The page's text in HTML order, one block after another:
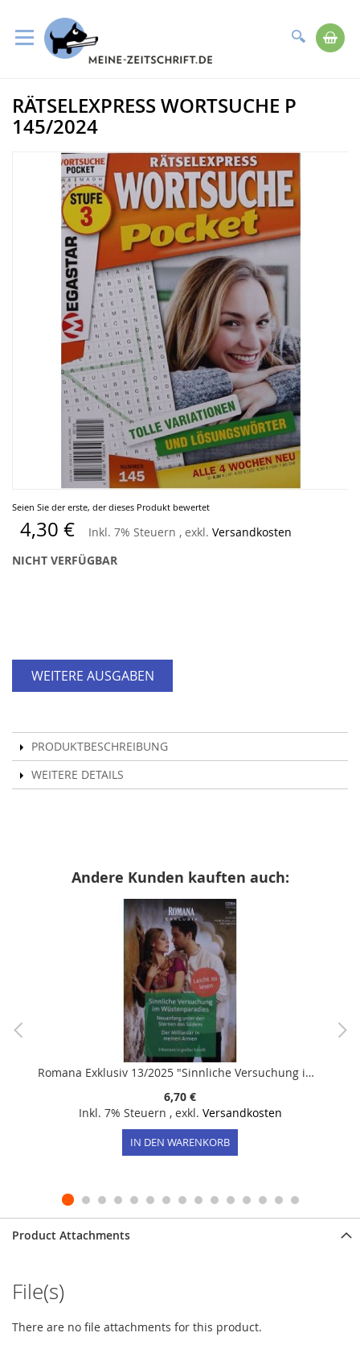
Suche
zum
Inhalt
Seien Sie der erste, der dieses Produkt bewertet
4,30 € Inkl. 7% Steuern , exkl. Versandkosten
NICHT VERFÜGBAR
WEITERE AUSGABEN
PRODUKTBESCHREIBUNG
WEITERE DETAILS
Zum
Ende
der
Bildergalerie
RÄTSELEXPRESS WORTSUCHE P
145/2024
Zum
Anfang
der
Bildergalerie
springen
Andere Kunden kauften auch:
Romana Exklusiv 13/2025 "Sinnliche Versuchung im Wüstenparadies"
6,70 €
Inkl. 7% Steuern , exkl. Versandkosten
IN DEN WARENKORB
Product Attachments
File(s)
There are no file attachments for this product.